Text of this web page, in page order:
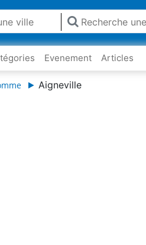
Evenement Articles
Aigneville